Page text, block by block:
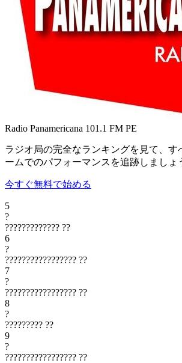
Radio Panamericana 101.1 FM PE
ラジオ局の完全なランキングを見て、す
ームでのパフォーマンスを追跡しましょ
今すぐ無料で始める
5
?
????????????? ??
6
?
????????????????? ??
7
?
????????????????? ??
8
?
????????? ??
9
?
????????????????? ??